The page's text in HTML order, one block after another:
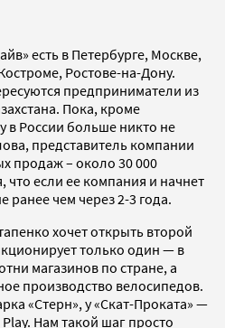
есть в Петербурге, Москве,
Ростове-на-Дону.
предприниматели из
Пока, кроме
России больше никто не
представитель компании
продаж – около 30 000
что если ее компания и начнет
ранее чем через 2-3 года.
хочет открыть второй
только один — в
магазинов по стране, а
производство велосипедов.
«Стерн», у «Скат-Проката» —
Нам такой шаг просто